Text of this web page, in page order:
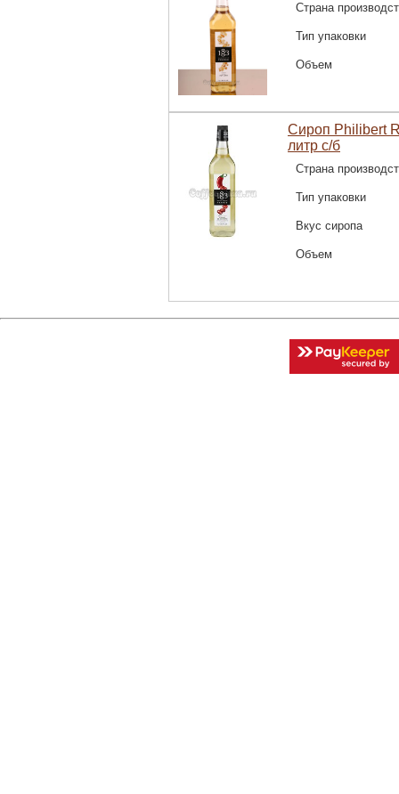
Страна
Тип упаковки
Объем
Сироп Philibert
литр с/б
Страна
Тип упаковки
Вкус сиропа
Объем